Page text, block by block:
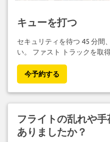
キューを打つ
セキュリティを待つ 45 分間
い。 ファスト トラックを取
今予約する
フライトの乱れや
ありましたか？